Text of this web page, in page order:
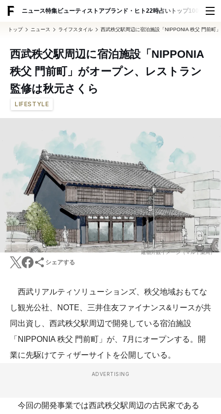
ニュース特集ビューティ ストアブランド・ヒト22時占い トップ100 スナッ
トップ ニュース ライフスタイル 西武秩父駅周辺に宿泊施設「NIPPONIA 秩父 門前町
西武秩父駅周辺に宿泊施設「NIPPONIA
秩父 門前町」がオープン、レストラン
監修は秋元さくら
LIFESTYLE
建物外観イメージ（マル十薬局）
シェアする
西武リアルティソリューションズ、秩父地域おもてな
し観光公社、NOTE、三井住友ファイナンス&リースが共
同出資し、西武秩父駅周辺で開発している宿泊施設
「NIPPONIA 秩父 門前町」が、7月にオープンする。開
業に先駆けてティザーサイトを公開している。
ADVERTISING
今回の開発事業では西武秩父駅周辺の古民家である